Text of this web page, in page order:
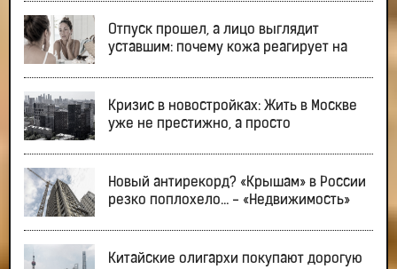
Отпуск прошел, а лицо выглядит
уставшим: почему кожа реагирует на
Кризис в новостройках: Жить в Москве
уже не престижно, а просто
Новый антирекорд? «Крышам» в России
резко поплохело… - «Недвижимость»
Китайские олигархи покупают дорогую